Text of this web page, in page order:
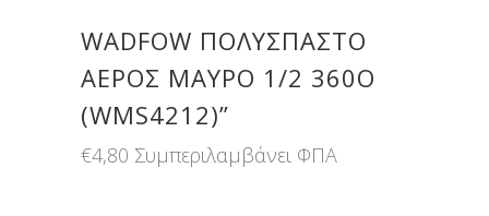
WADFOW ΠΟΛΥΣΠΑΣΤΟ
ΑΕΡΟΣ ΜΑΥΡΟ 1/2 360Ο
(WMS4212)”
€4,80 Συμπεριλαμβάνει ΦΠΑ